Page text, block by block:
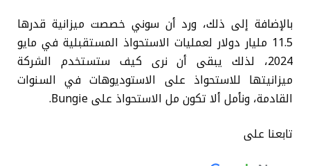
بالإضافة إلى ذلك، ورد أن سوني خصصت ميزانية قدرها
11.5 مليار دولار لعمليات الاستحواذ المستقبلية في مايو
2024، لذلك يبقى أن نرى كيف ستستخدم الشركة
ميزانيتها للاستحواذ على الاستوديوهات في السنوات
القادمة، ونأمل ألا تكون مل الاستحواذ على Bungie.
تابعنا على